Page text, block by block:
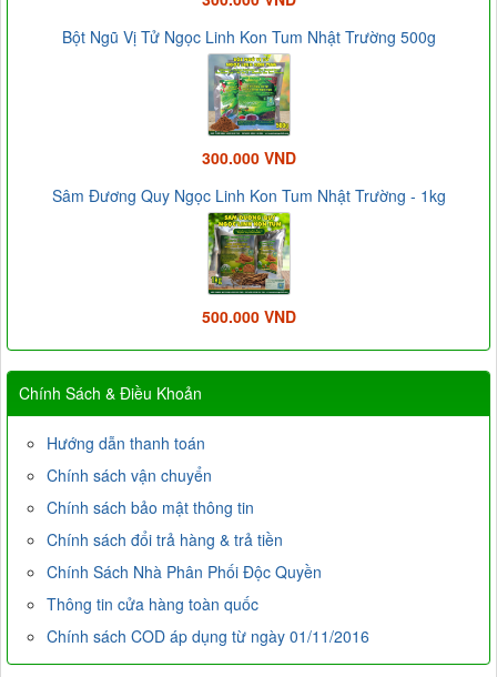
Bột Ngũ Vị Tử Ngọc Linh Kon Tum Nhật Trường 500g
300.000 VND
Sâm Đương Quy Ngọc Linh Kon Tum Nhật Trường - 1kg
500.000 VND
Chính Sách & Điều Khoản
Hướng dẫn thanh toán
Chính sách vận chuyển
Chính sách bảo mật thông tin
Chính sách đổi trả hàng & trả tiền
Chính Sách Nhà Phân Phối Độc Quyền
Thông tin cửa hàng toàn quốc
Chính sách COD áp dụng từ ngày 01/11/2016